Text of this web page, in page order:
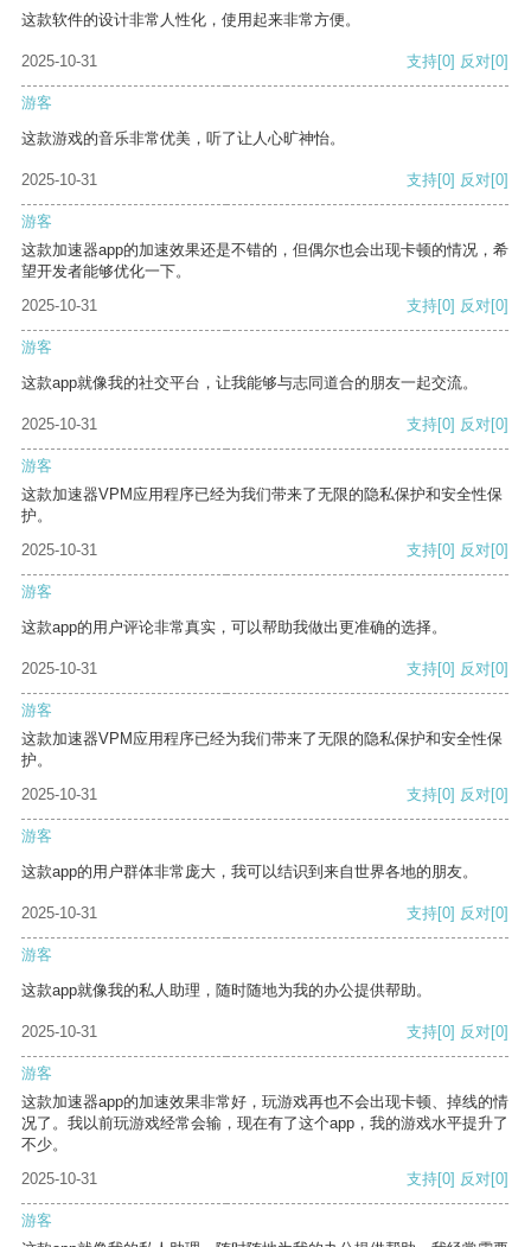
这款软件的设计非常人性化，使用起来非常方便。
2025-10-31 支持[0] 反对[0]
游客
这款游戏的音乐非常优美，听了让人心旷神怡。
2025-10-31 支持[0] 反对[0]
游客
这款加速器app的加速效果还是不错的，但偶尔也会出现卡顿的情况，希
望开发者能够优化一下。
2025-10-31
支持[0] 反对[0]
游客
这款app就像我的社交平台，让我能够与志同道合的朋友一起交流。
2025-10-31 支持[0] 反对[0]
游客
这款加速器VPM应用程序已经为我们带来了无限的隐私保护和安全性保
护。
2025-10-31
支持[0] 反对[0]
游客
这款app的用户评论非常真实，可以帮助我做出更准确的选择。
2025-10-31 支持[0] 反对[0]
游客
这款加速器VPM应用程序已经为我们带来了无限的隐私保护和安全性保
护。
2025-10-31
支持[0] 反对[0]
游客
这款app的用户群体非常庞大，我可以结识到来自世界各地的朋友。
2025-10-31 支持[0] 反对[0]
游客
这款app就像我的私人助理，随时随地为我的办公提供帮助。
2025-10-31 支持[0] 反对[0]
游客
这款加速器app的加速效果非常好，玩游戏再也不会出现卡顿、掉线的情
况了。我以前玩游戏经常会输，现在有了这个app，我的游戏水平提升了
不少。
2025-10-31
支持[0] 反对[0]
游客